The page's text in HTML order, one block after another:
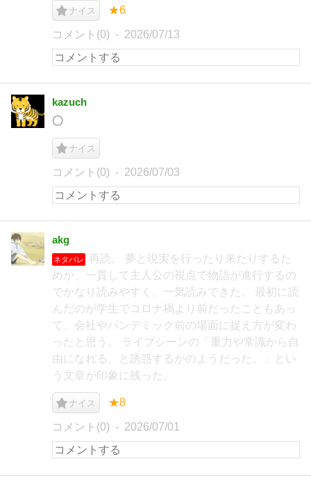
ナイス ★6
コメント(0) 2026/07/13
kazuch
〇
ナイス
コメント(0) 2026/07/03
akg
ネタバレ
再読。 夢と現実を行ったり来たりするた
めか、一貫して主人公の視点で物語が進行するの
でかなり読みやすく、一気読みできた。 最初に読
んだのが学生でコロナ禍より前だったこともあっ
て、会社やパンデミック前の場面に捉え方が変わ
ったと思う。 ライブシーンの「重力や常識から自
由になれる、と誘惑するかのようだった。」とい
う文章が印象に残った。
ナイス ★8
コメント(0) 2026/07/01